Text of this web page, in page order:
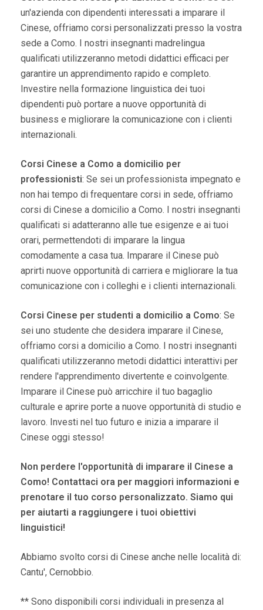
un'azienda con dipendenti interessati a imparare il
Cinese, offriamo corsi personalizzati presso la vostra
sede a Como. I nostri insegnanti madrelingua
qualificati utilizzeranno metodi didattici efficaci per
garantire un apprendimento rapido e completo.
Investire nella formazione linguistica dei tuoi
dipendenti può portare a nuove opportunità di
business e migliorare la comunicazione con i clienti
internazionali.
Corsi Cinese a Como a domicilio per
professionisti: Se sei un professionista impegnato e
non hai tempo di frequentare corsi in sede, offriamo
corsi di Cinese a domicilio a Como. I nostri insegnanti
qualificati si adatteranno alle tue esigenze e ai tuoi
orari, permettendoti di imparare la lingua
comodamente a casa tua. Imparare il Cinese può
aprirti nuove opportunità di carriera e migliorare la tua
comunicazione con i colleghi e i clienti internazionali.
Corsi Cinese per studenti a domicilio a Como: Se
sei uno studente che desidera imparare il Cinese,
offriamo corsi a domicilio a Como. I nostri insegnanti
qualificati utilizzeranno metodi didattici interattivi per
rendere l'apprendimento divertente e coinvolgente.
Imparare il Cinese può arricchire il tuo bagaglio
culturale e aprire porte a nuove opportunità di studio e
lavoro. Investi nel tuo futuro e inizia a imparare il
Cinese oggi stesso!
Non perdere l'opportunità di imparare il Cinese a
Como! Contattaci ora per maggiori informazioni e
prenotare il tuo corso personalizzato. Siamo qui
per aiutarti a raggiungere i tuoi obiettivi
linguistici!
Abbiamo svolto corsi di Cinese anche nelle località di:
Cantu', Cernobbio.
** Sono disponibili corsi individuali in presenza al